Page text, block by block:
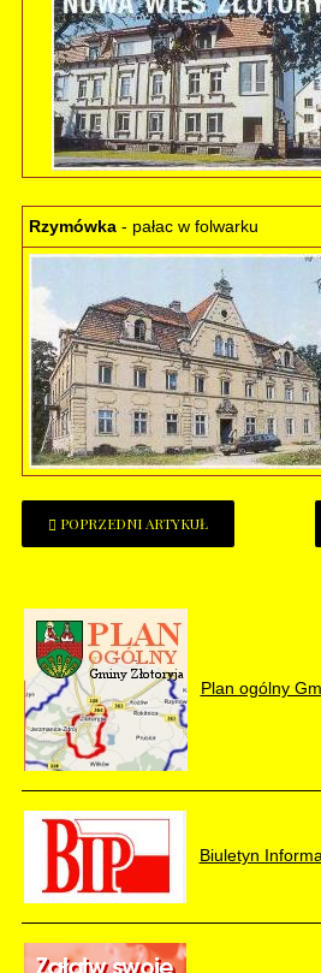
Rzymówka- pałac w folwarku
POPRZEDNI ARTYKUŁ
Plan ogólny
Biuletyn